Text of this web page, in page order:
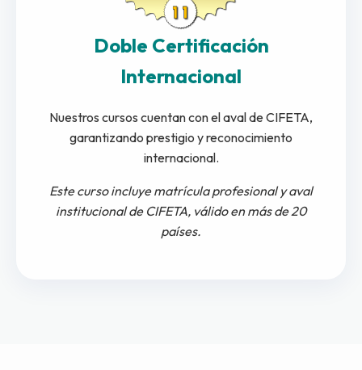
Doble Certificación
Internacional
Nuestros cursos cuentan con el aval de CIFETA,
garantizando prestigio y reconocimiento
internacional.
Este curso incluye matrícula profesional y aval
institucional de CIFETA, válido en más de 20
países.